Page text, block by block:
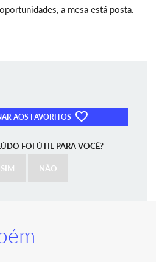
a mesa está posta.
AOS FAVORITOS
FOI ÚTIL PARA VOCÊ?
SIM NÃO